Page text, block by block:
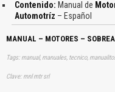
Contenido: Manual de
Automotríz – Español
MANUAL – MOTORES –
Clave: mnl mtr srl